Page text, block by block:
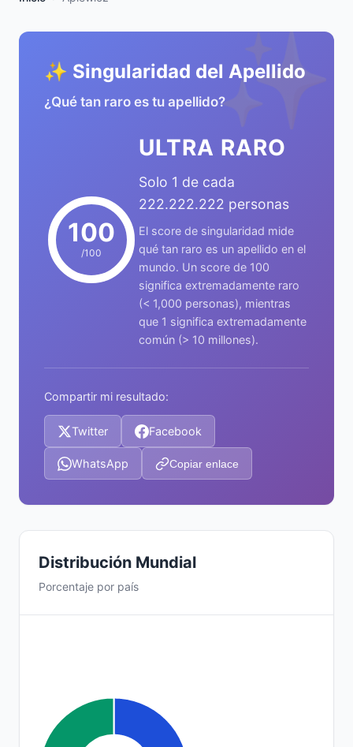
✨
✨ Singularidad del Apellido
¿Qué tan raro es tu apellido?
100
/100
ULTRA RARO
Solo 1 de cada
222.222.222 personas
El score de singularidad mide
qué tan raro es un apellido en el
mundo. Un score de 100
significa extremadamente raro
(< 1,000 personas), mientras
que 1 significa extremadamente
común (> 10 millones).
Compartir mi resultado:
Twitter Facebook
WhatsApp Copiar enlace
Distribución Mundial
Porcentaje por país